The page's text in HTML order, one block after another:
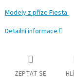
Modely z příze Fiesta
Detailní informace
ZEPTAT SE